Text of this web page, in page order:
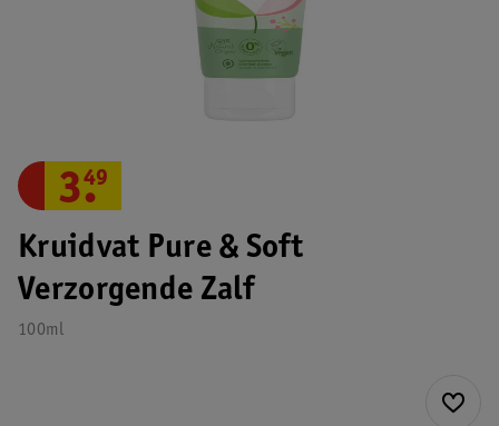
Kruidvat Pure & Soft
Verzorgende Zalf
100ml
3.
49